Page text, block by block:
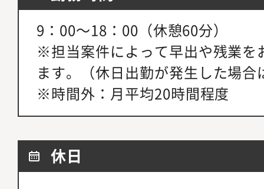
9：00～18：00（休憩60分）
※担当案件によって早出や残業を
ます。（休日出勤が発生した場
※時間外：月平均20時間程度
休日